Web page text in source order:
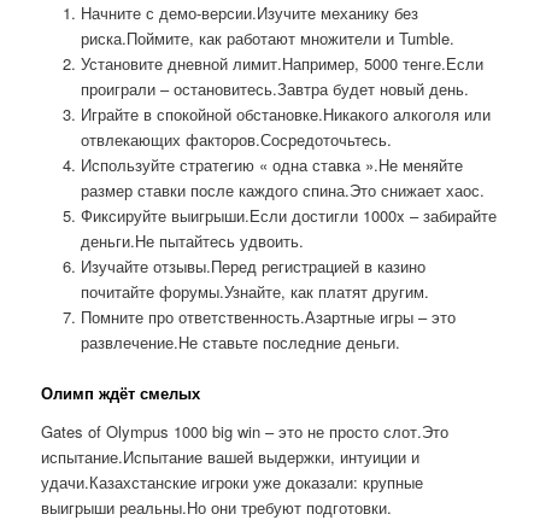
Начните с демо-версии.Изучите механику без
риска.Поймите, как работают множители и Tumble.
Установите дневной лимит.Например, 5000 тенге.Если
проиграли – остановитесь.Завтра будет новый день.
Играйте в спокойной обстановке.Никакого алкоголя или
отвлекающих факторов.Сосредоточьтесь.
Используйте стратегию « одна ставка ».Не меняйте
размер ставки после каждого спина.Это снижает хаос.
Фиксируйте выигрыши.Если достигли 1000x – забирайте
деньги.Не пытайтесь удвоить.
Изучайте отзывы.Перед регистрацией в казино
почитайте форумы.Узнайте, как платят другим.
Помните про ответственность.Азартные игры – это
развлечение.Не ставьте последние деньги.
Олимп ждёт смелых
Gates of Olympus 1000 big win – это не просто слот.Это
испытание.Испытание вашей выдержки, интуиции и
удачи.Казахстанские игроки уже доказали: крупные
выигрыши реальны.Но они требуют подготовки.